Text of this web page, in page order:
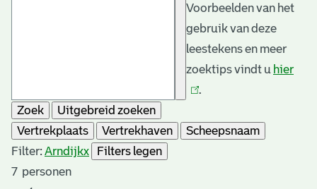
Voorbeelden van het
gebruik van deze
leestekens en meer
zoektips vindt u hier
.
Zoek
Uitgebreid zoeken
Vertrekplaats
Vertrekhaven
Scheepsnaam
Filter: Arndijkx
Filters legen
7 personen